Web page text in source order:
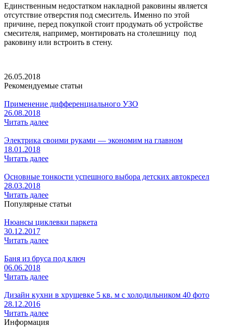
Единственным недостатком накладной раковины является
отсутствие отверстия под смеситель. Именно по этой
причине, перед покупкой стоит продумать об устройстве
смесителя, например, монтировать на столешницу под
раковину или встроить в стену.
26.05.2018
Рекомендуемые статьи
Применение дифференциального УЗО
26.08.2018
Читать далее
Электрика своими руками — экономим на главном
18.01.2018
Читать далее
Основные тонкости успешного выбора детских автокресел
28.03.2018
Читать далее
Популярные статьи
Нюансы циклевки паркета
30.12.2017
Читать далее
Баня из бруса под ключ
06.06.2018
Читать далее
Дизайн кухни в хрущевке 5 кв. м с холодильником 40 фото
28.12.2016
Читать далее
Информация